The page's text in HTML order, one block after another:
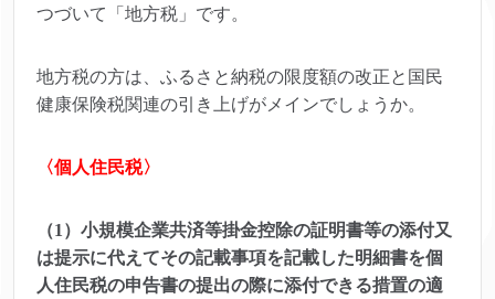
つづいて「地方税」です。
地方税の方は、ふるさと納税の限度額の改正と国民
健康保険税関連の引き上げがメインでしょうか。
〈個人住民税〉
（1）小規模企業共済等掛金控除の証明書等の添付又
は提示に代えてその記載事項を記載した明細書を個
人住民税の申告書の提出の際に添付できる措置の適